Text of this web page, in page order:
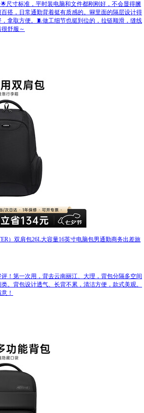
尺寸标准，平时装电脑和文件都刚刚好，不会显得臃
搭，日常通勤背着挺有质感的。🎒里面的隔层设计得
拿取方便。🧵做工细节也挺到位的，拉链顺滑，缝线
舒服～
）双肩包26L大容量16英寸电脑包男通勤商务出差旅
！第一次用，背去云南丽江、大理，背包分隔多空间
。背包设计透气、长背不累，清洁方便，款式美观。
！